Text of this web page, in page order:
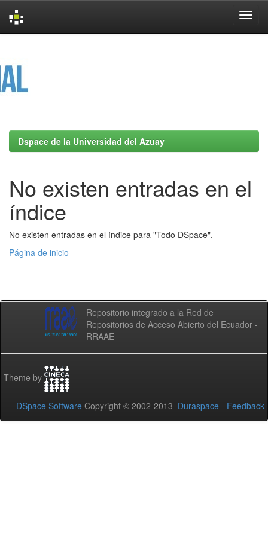
Dspace de la Universidad del Azuay
No existen entradas en el
índice
No existen entradas en el índice para "Todo DSpace".
Página de inicio
Repositorio integrado a la Red de
Repositorios de Acceso Abierto del Ecuador -
RRAAE
Theme by
DSpace Software Copyright © 2002-2013 Duraspace - Feedback